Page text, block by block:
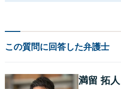
この質問に回答した弁護士
満留 拓人